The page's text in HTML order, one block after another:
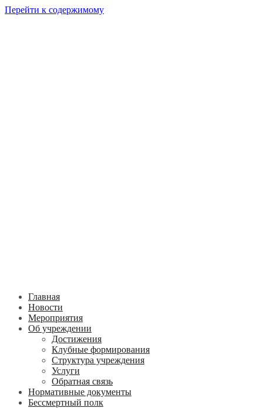
Перейти к содержимому
Главная
Новости
Мероприятия
Об учреждении
Достижения
Клубные формирования
Структура учреждения
Услуги
Обратная связь
Нормативные документы
Бессмертный полк